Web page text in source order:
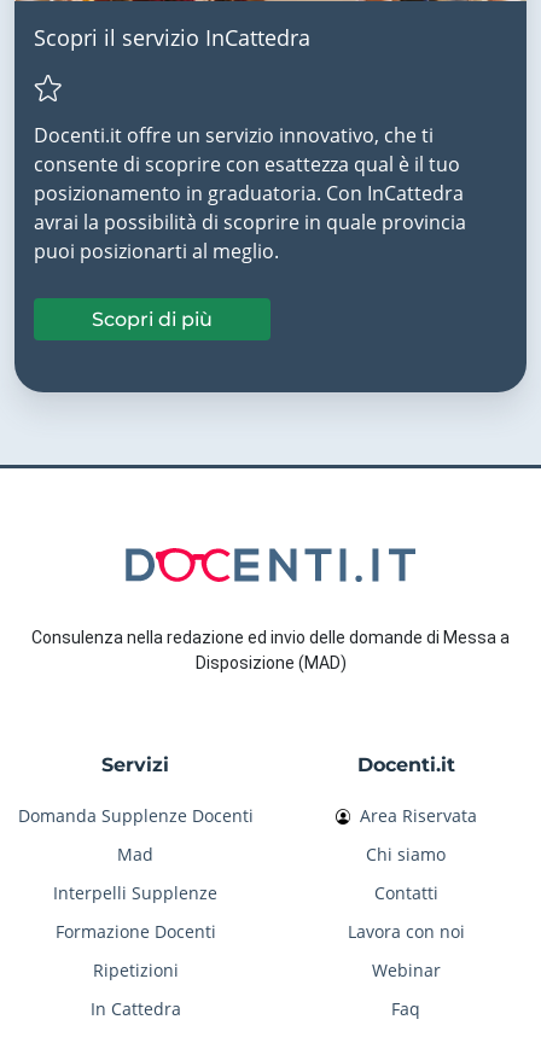
Scopri il servizio InCattedra
Docenti.it offre un servizio innovativo, che ti
consente di scoprire con esattezza qual è il tuo
posizionamento in graduatoria. Con InCattedra
avrai la possibilità di scoprire in quale provincia
puoi posizionarti al meglio.
Scopri di più
Consulenza nella redazione ed invio delle domande di Messa a
Disposizione (MAD)
Servizi
Domanda Supplenze Docenti
Mad
Interpelli Supplenze
Formazione Docenti
Ripetizioni
In Cattedra
Docenti.it
Area Riservata
Chi siamo
Contatti
Lavora con noi
Webinar
Faq